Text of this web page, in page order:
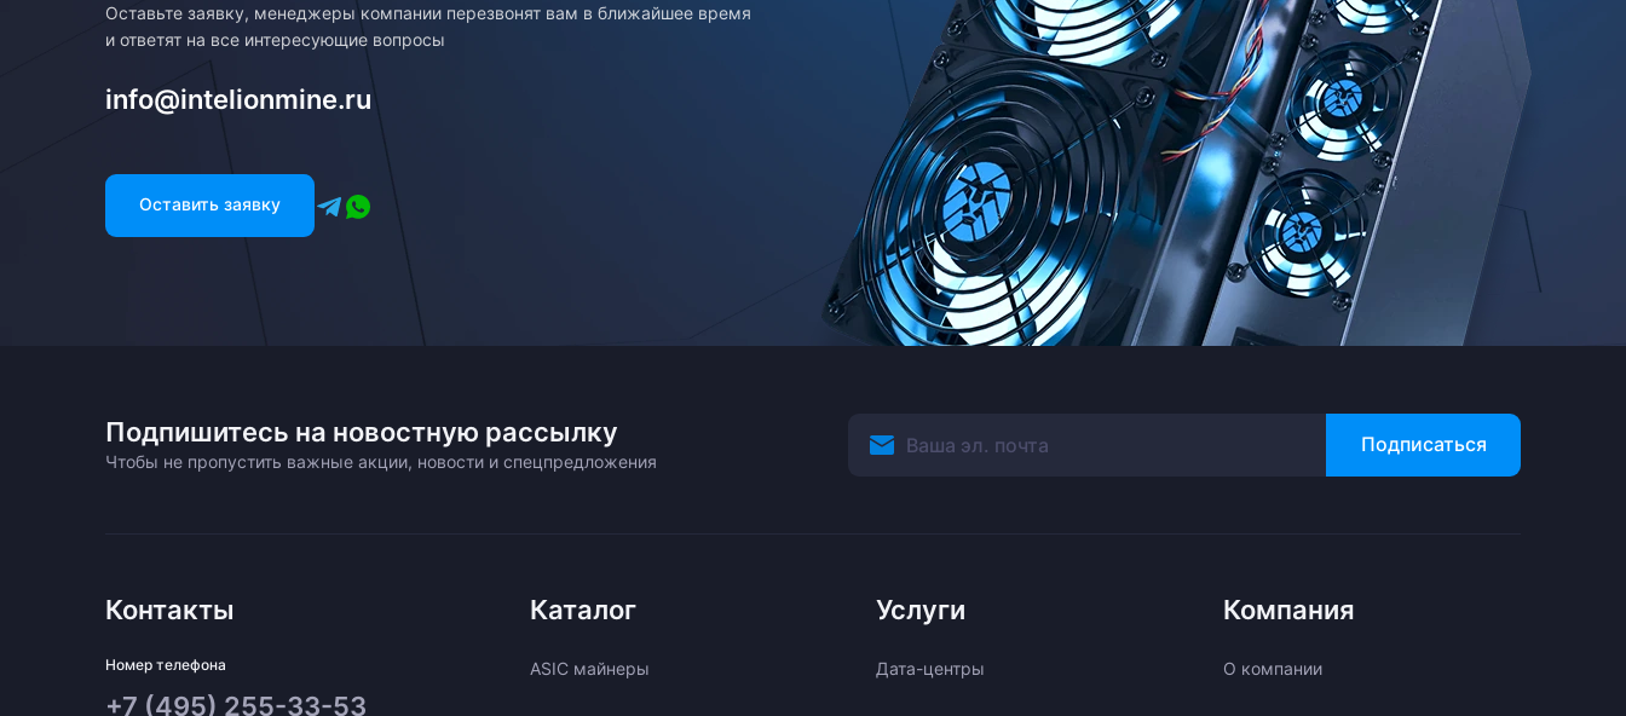
Оставьте заявку, менеджеры компании перезвонят вам в ближайшее время
и ответят на все интересующие вопросы
info@intelionmine.ru
Оставить заявку
Подпишитесь на новостную рассылку
Чтобы не пропустить важные акции, новости и спецпредложения
Подписаться
Контакты
Номер телефона
+7 (495) 255-33-53
Каталог
ASIC майнеры
Услуги
Дата-центры
Компания
О компании